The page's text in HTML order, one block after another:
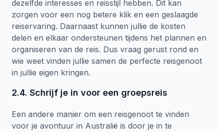
dezelfde interesses en reisstijl hebben. Dit kan
zorgen voor een nog betere klik en een geslaagde
reiservaring. Daarnaast kunnen jullie de kosten
delen en elkaar ondersteunen tijdens het plannen en
organiseren van de reis. Dus vraag gerust rond en
wie weet vinden jullie samen de perfecte reisgenoot
in jullie eigen kringen.
2.4. Schrijf je in voor een groepsreis
Een andere manier om een reisgenoot te vinden
voor je avontuur in Australië is door je in te